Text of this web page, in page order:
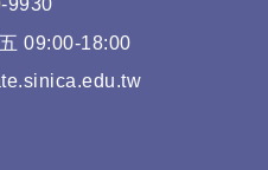
9930
09:00-18:00